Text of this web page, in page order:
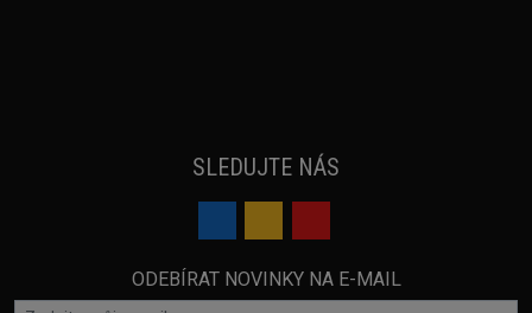
SLEDUJTE NÁS
ODEBÍRAT NOVINKY NA E-MAIL